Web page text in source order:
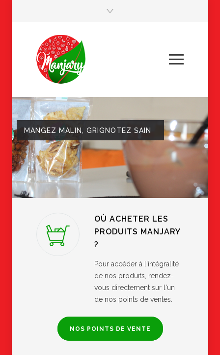
MANGEZ MALIN, GRIGNOTEZ SAIN
OÙ ACHETER LES
PRODUITS MANJARY
?
Pour accéder à l'intégralité
de nos produits, rendez-
vous directement sur l'un
de nos points de ventes.
NOS POINTS DE VENTE